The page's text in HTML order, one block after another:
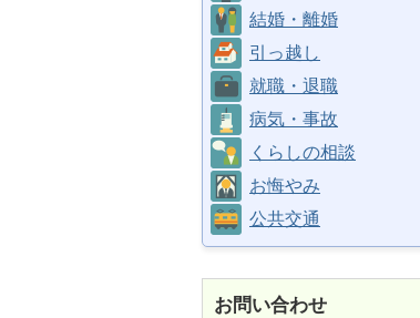
結婚・離婚
引っ越し
就職・退職
病気・事故
くらしの相談
お悔やみ
公共交通
お問い合わせ